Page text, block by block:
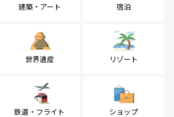
建築・アート 宿泊
世界遺産 リゾート
鉄道・フライト ショップ